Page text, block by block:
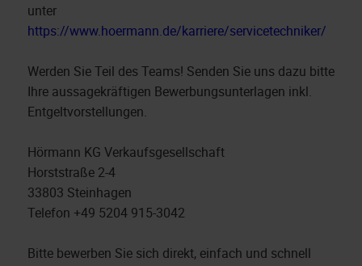
unter
https://www.hoermann.de/karriere/servicetechniker/
Werden Sie Teil des Teams! Senden Sie uns dazu bitte
Ihre aussagekräftigen Bewerbungsunterlagen inkl.
Entgeltvorstellungen.
Hörmann KG Verkaufsgesellschaft
Horststraße 2-4
33803 Steinhagen
Telefon +49 5204 915-3042
Bitte bewerben Sie sich direkt, einfach und schnell